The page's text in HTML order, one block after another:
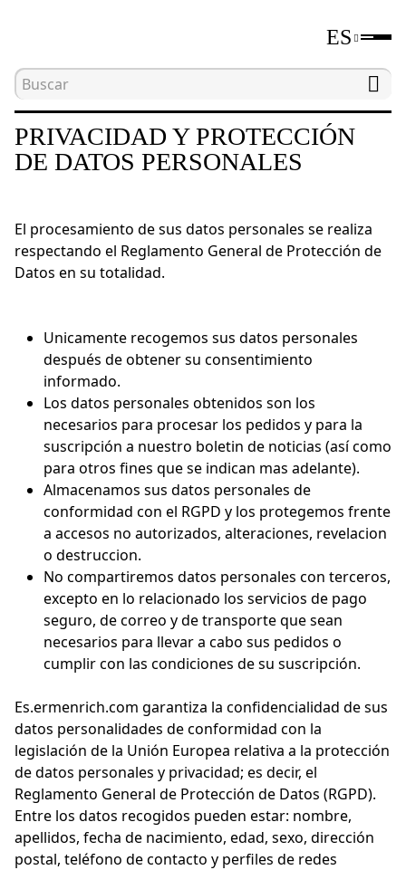
ES
Inicio Privacidad y
PRIVACIDAD Y PROTECCIÓN
DE DATOS PERSONALES
El procesamiento de sus datos personales se realiza
respectando el Reglamento General de Protección de
Datos en su totalidad.
Unicamente recogemos sus datos personales
después de obtener su consentimiento
informado.
Los datos personales obtenidos son los
necesarios para procesar los pedidos y para la
suscripción a nuestro boletin de noticias (así como
para otros fines que se indican mas adelante).
Almacenamos sus datos personales de
conformidad con el RGPD y los protegemos frente
a accesos no autorizados, alteraciones, revelacion
o destruccion.
No compartiremos datos personales con terceros,
excepto en lo relacionado los servicios de pago
seguro, de correo y de transporte que sean
necesarios para llevar a cabo sus pedidos o
cumplir con las condiciones de su suscripción.
Es.ermenrich.com garantiza la confidencialidad de sus
datos personalidades de conformidad con la
legislación de la Unión Europea relativa a la protección
de datos personales y privacidad; es decir, el
Reglamento General de Protección de Datos (RGPD).
Entre los datos recogidos pueden estar: nombre,
apellidos, fecha de nacimiento, edad, sexo, dirección
postal, teléfono de contacto y perfiles de redes